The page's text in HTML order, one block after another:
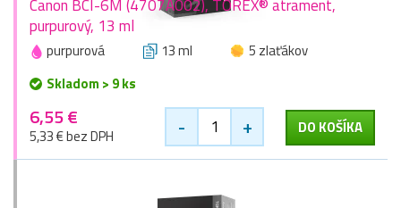
Canon BCI-6M (4707A002), TOREX® atrament,
purpurový, 13 ml
purpurová 13 ml
5 zlaťákov
Skladom > 9 ks
6,55 €
5,33 € bez DPH - + DO KOŠÍKA